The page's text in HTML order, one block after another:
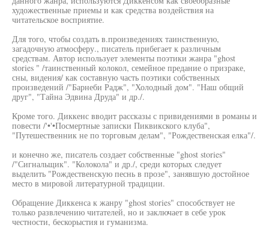
художественные приемы и как средства воздействия на
читательское восприятие.
Для того, чтобы создать в.произведениях таинственную,
загадочную атмосферу., писатель прибегает к различным
средствам. Автор использует элементы поэтики жанра "ghost
stories " /таинственный колокол, семейное предание о призраке,
сны, видения/ как составную часть поэтики собственных
произведений /"Барнеби Радж", "Холодный дом". "Наш общий
друг", "Тайна Эдвина Друда" и др./.
Кроме того. Диккенс вводит рассказы с привидениями в романы и
повести /'•'•Посмертные записки Пиквикского клуба",
"Путешественник не по торговым делам", "Рождественская елка"/.
и конечно же, писатель создает собственные "ghost stories"
/"Сигнальщик". "Колокола" и др./, среди которых следует
выделить "Рождественскую песнь в прозе", занявшую достойное
место в мировой литературной традиции.
Обращение Диккенса к жанру "ghost stories" способствует не
только развлечению читателей, но и заключает в себе урок
честности, бескорыстия и гуманизма.